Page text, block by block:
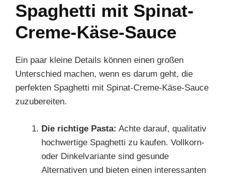
Spaghetti mit Spinat-
Creme-Käse-Sauce
Ein paar kleine Details können einen großen
Unterschied machen, wenn es darum geht, die
perfekten Spaghetti mit Spinat-Creme-Käse-Sauce
zuzubereiten.
Die richtige Pasta: Achte darauf, qualitativ
hochwertige Spaghetti zu kaufen. Vollkorn-
oder Dinkelvariante sind gesunde
Alternativen und bieten einen interessanten